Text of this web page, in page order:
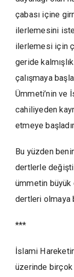
çabası içine
ilerlemesini
ilerlemesi için
geride
çalışmaya
Ümmeti’nin ve
cahiliyeden
etmeye
Bu yüzden
dertlerle
ümmetin büyük
dertleri olmaya
***
İslami
üzerinde